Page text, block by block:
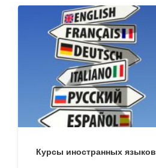
Курсы иностранных языков